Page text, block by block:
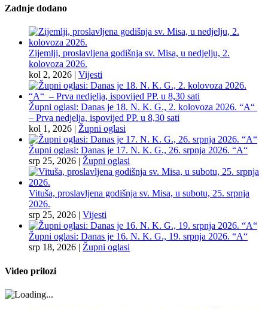
Zadnje dodano
Zijemlji, proslavljena godišnja sv. Misa, u nedjelju, 2.
kolovoza 2026.
kol 2, 2026
Vijesti
Župni oglasi: Danas je 18. N. K. G., 2. kolovoza 2026. “A“
– Prva nedjelja, ispovijed PP. u 8,30 sati
kol 1, 2026
Župni oglasi
Župni oglasi: Danas je 17. N. K. G., 26. srpnja 2026. “A“
srp 25, 2026
Župni oglasi
Vituša, proslavljena godišnja sv. Misa, u subotu, 25. srpnja
2026.
srp 25, 2026
Vijesti
Župni oglasi: Danas je 16. N. K. G., 19. srpnja 2026. “A“
srp 18, 2026
Župni oglasi
Video prilozi